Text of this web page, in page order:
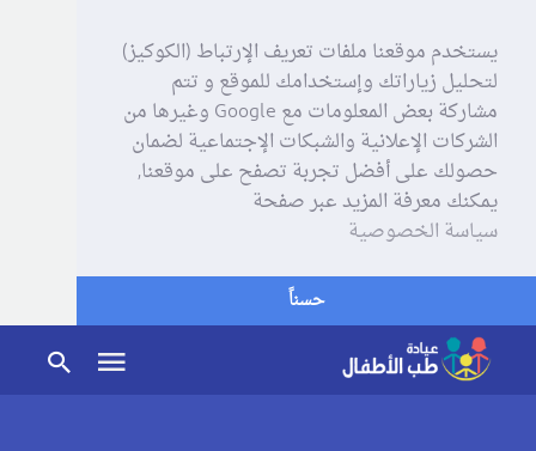
يستخدم موقعنا ملفات تعريف الإرتباط (الكوكيز)
لتحليل زياراتك وإستخدامك للموقع و تتم
مشاركة بعض المعلومات مع Google وغيرها من
الشركات الإعلانية والشبكات الإجتماعية لضمان
حصولك على أفضل تجربة تصفح على موقعنا,
يمكنك معرفة المزيد عبر صفحة
سياسة الخصوصية
حسناً